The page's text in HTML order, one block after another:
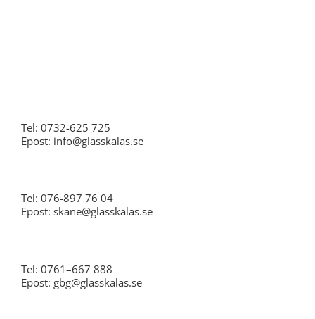
Tel: 0732-625 725
Epost: info@glasskalas.se
Tel: 076-897 76 04
Epost: skane@glasskalas.se
Tel: 0761–667 888
Epost: gbg@glasskalas.se